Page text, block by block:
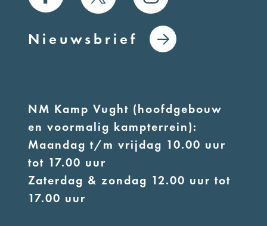
Nieuwsbrief
NM Kamp Vught (hoofdgebouw
en voormalig kampterrein):
Maandag t/m vrijdag 10.00 uur
tot 17.00 uur
Zaterdag & zondag 12.00 uur tot
17.00 uur